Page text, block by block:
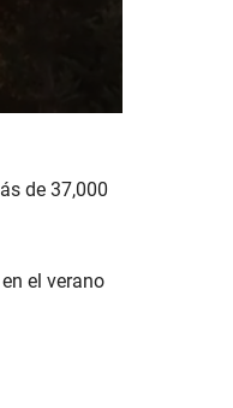
de 37,000
el verano